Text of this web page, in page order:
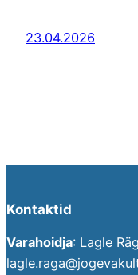
23.04.2026
Kontaktid
Varahoidja: Lagle